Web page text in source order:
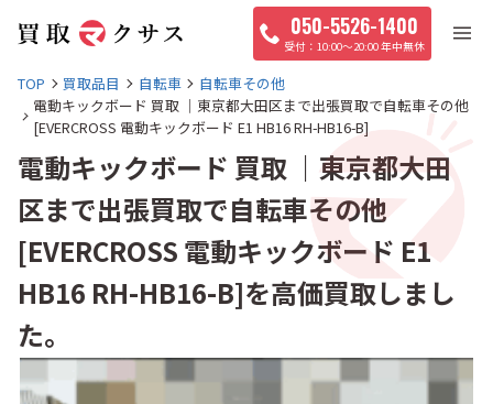
050-5526-1400
10:00〜20:00 年中無休
TOP 買取品目 自転車
自転車その他
電動キックボード 買取 ｜東京都大田区まで出張買取で自転車その他
[EVERCROSS 電動キックボード E1 HB16 RH-HB16-B]
電動キックボード 買取 ｜東京都大田
区まで出張買取で自転車その他
[EVERCROSS 電動キックボード E1
HB16 RH-HB16-B]を高価買取しまし
た。